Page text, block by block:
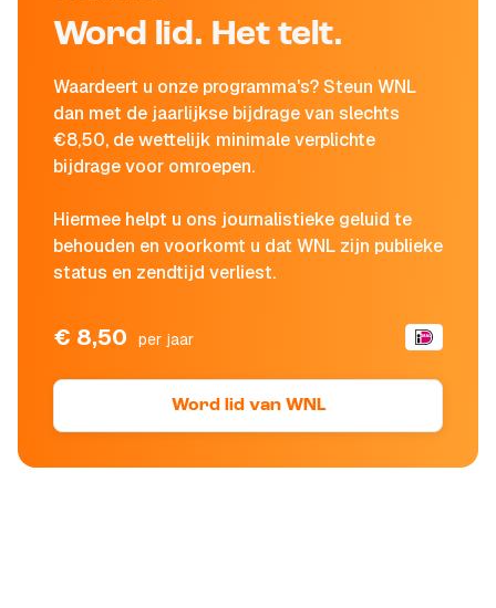
Word lid. Het telt.
Waardeert u onze programma's? Steun WNL
dan met de jaarlijkse bijdrage van slechts
€8,50, de wettelijk minimale verplichte
bijdrage voor omroepen.
Hiermee helpt u ons journalistieke geluid te
behouden en voorkomt u dat WNL zijn publieke
status en zendtijd verliest.
€ 8,50 per jaar
Word lid van WNL